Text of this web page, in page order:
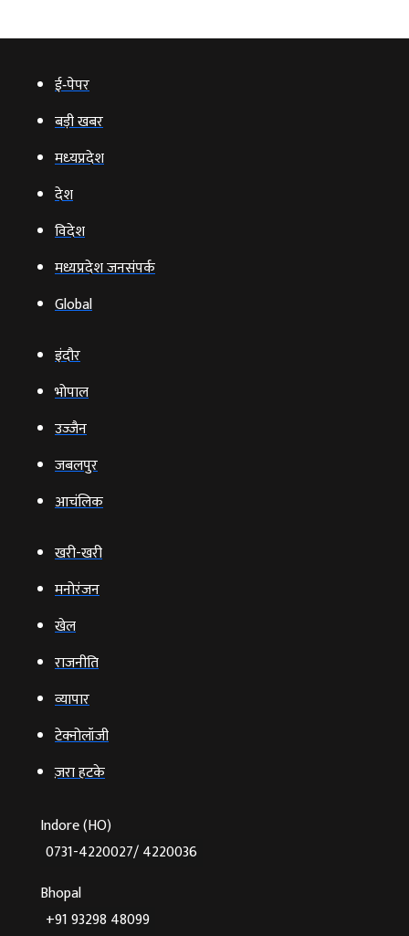
ई‑पेपर
बड़ी खबर
मध्‍यप्रदेश
देश
विदेश
मध्यप्रदेश जनसंपर्क
Global
इंदौर
भोपाल
उज्‍जैन
जबलपुर
आचंलिक
खरी-खरी
मनोरंजन
खेल
राजनीति
व्‍यापार
टेक्‍नोलॉजी
ज़रा हटके
Indore (HO)
0731-4220027/ 4220036
Bhopal
+91 93298 48099